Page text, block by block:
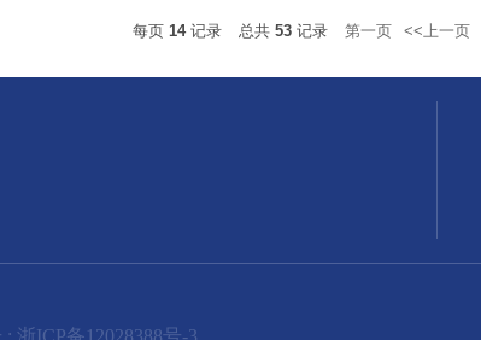
每页 14记录 总共 53 记录 第一页 <<上一页
浙ICP备12028388号-3